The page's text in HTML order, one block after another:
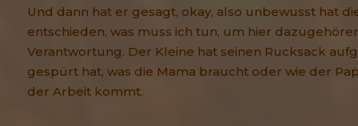
Und dann hat er gesagt, okay, also unbewusst hat
entschieden, was muss ich tun, um hier
Verantwortung. Der Kleine hat seinen Rucksack
gespürt hat, was die Mama braucht oder wie der
der Arbeit kommt.